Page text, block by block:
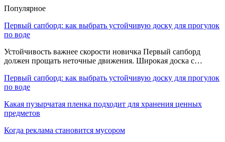
Популярное
Первый сапборд: как выбрать устойчивую доску для прогулок
по воде
Устойчивость важнее скорости новичка Первый сапборд
должен прощать неточные движения. Широкая доска с…
Первый сапборд: как выбрать устойчивую доску для прогулок
по воде
Какая пузырчатая пленка подходит для хранения ценных
предметов
Когда реклама становится мусором